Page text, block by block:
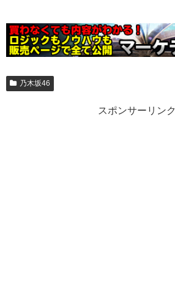
乃木坂46
スポンサーリンク